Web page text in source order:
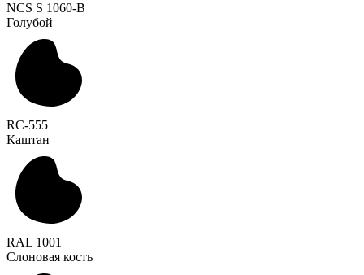
NCS S 1060-B
Голубой
RC-555
Каштан
RAL 1001
Слоновая кость